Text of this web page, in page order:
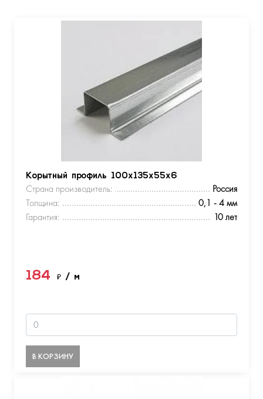
Корытный профиль 100х135х55х6
Страна производитель:
Россия
Толщина:
0,1 - 4 мм
Гарантия:
10 лет
184 ₽ / м
В КОРЗИНУ